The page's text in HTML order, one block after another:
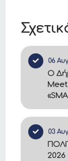
06
Ο
03
2026